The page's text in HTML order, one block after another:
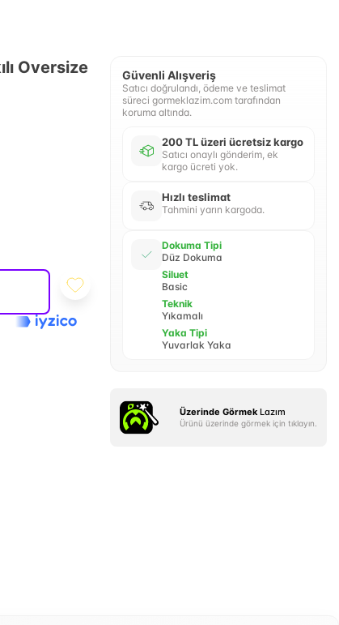
Oversize
Güvenli Alışveriş
Satıcı doğrulandı, ödeme ve teslimat
süreci gormeklazim.com tarafından
koruma altında.
200 TL üzeri ücretsiz kargo
Satıcı onaylı gönderim, ek
kargo ücreti yok.
Hızlı teslimat
Tahmini yarın kargoda.
Dokuma Tipi
Düz Dokuma
Siluet
Basic
Teknik
Yıkamalı
Yaka Tipi
Yuvarlak Yaka
Üzerinde Görmek Lazım
Ürünü üzerinde görmek için tıklayın.